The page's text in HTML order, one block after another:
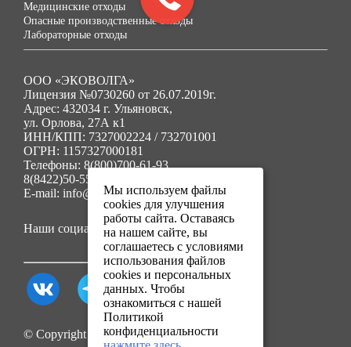
Медицинские отходы
Опасные производственные отходы
Лабораторные отходы
ООО «ЭКОВОЛГА»
Лицензия №0730260 от 26.07.2019г.
Адрес: 432034 г. Ульяновск,
ул. Орлова, 27А к1
ИНН/КПП: 7327002224 / 732701001
ОГРН: 1157327000181
Телефоны: 8(800)700-61-93
8(8422)50-55-91
E-mail: info@ecovolga73.ru
Наши социальные сети:
© Copyright 2025. Все права защищены.
Мы используем файлы
cookies для улучшения
работы сайта. Оставаясь
на нашем сайте, вы
соглашаетесь с условиями
использования файлов
cookies и персональных
данных. Чтобы
ознакомиться с нашей
Политикой
конфиденциальности